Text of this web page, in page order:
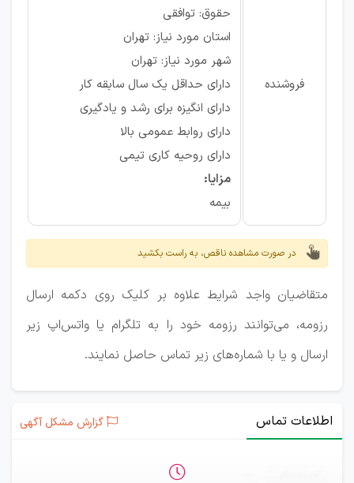
فروشنده
حقوق: توافقی
استان مورد نیاز: تهران
شهر مورد نیاز: تهران
دارای حداقل یک سال سابقه کار
دارای انگیزه برای رشد و یادگیری
دارای روابط عمومی بالا
دارای روحیه کاری تیمی
مزایا:
بیمه
در صورت مشاهده ناقص، به راست بکشید
متقاضیان واجد شرایط علاوه بر کلیک روی دکمه ارسال
رزومه، می‌توانند رزومه خود را به تلگرام یا واتس‌اپ زیر
ارسال و یا با شماره‌های زیر تماس حاصل نمایند.
اطلاعات تماس گزارش مشکل آگهی